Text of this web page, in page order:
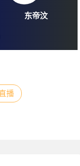
20:15:00
东
播